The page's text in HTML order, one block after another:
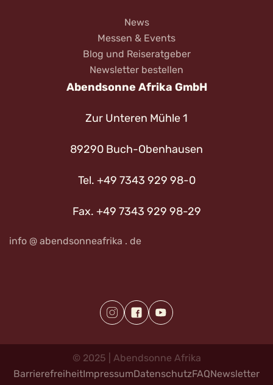
News
Messen & Events
Blog und Reiseratgeber
Newsletter bestellen
Abendsonne Afrika GmbH
Zur Unteren Mühle 1
89290 Buch-Obenhausen
Tel. +49 7343 929 98-0
Fax. +49 7343 929 98-29
info @ abendsonneafrika . de
© 2025 Abendsonne Afrika
BarrierefreiheitImpressumDatenschutzFAQNewsletter